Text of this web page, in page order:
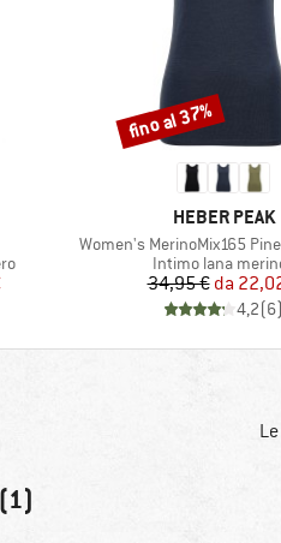
MARCHIO
HEBER PEAK
Articolo
Women's MerinoMix165
Gruppo di prodotti
Intimo lana
Prezzo
34,95 € Prezzo
da
4,2(6)
Sconto
fino al 37%
(1)